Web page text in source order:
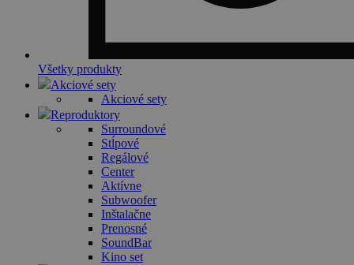
Všetky produkty
Akciové sety
Akciové sety
Reproduktory
Surroundové
Stĺpové
Regálové
Center
Aktívne
Subwoofer
Inštalačne
Prenosné
SoundBar
Kino set